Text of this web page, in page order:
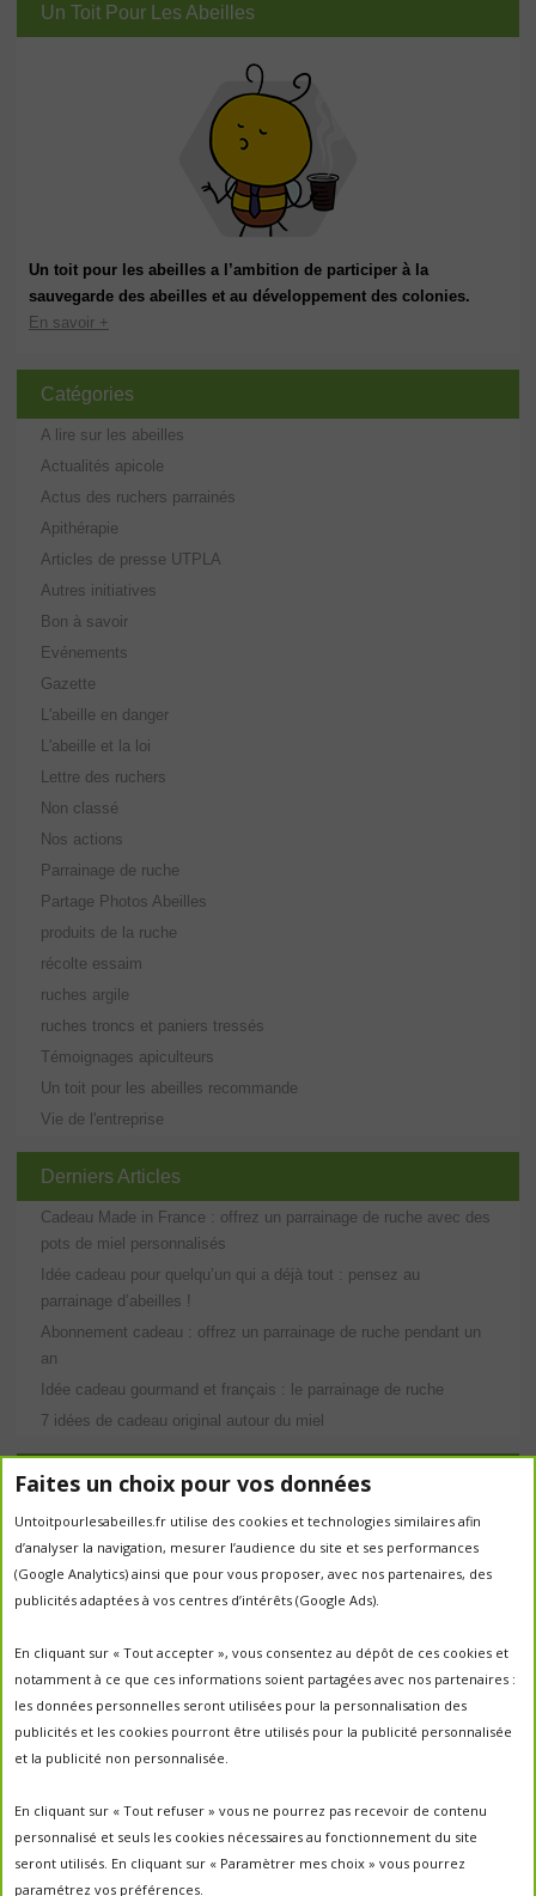
Faites un choix pour vos données
Untoitpourlesabeilles.fr utilise des cookies et technologies similaires afin
d’analyser la navigation, mesurer l’audience du site et ses performances
(Google Analytics) ainsi que pour vous proposer, avec nos partenaires, des
publicités adaptées à vos centres d’intérêts (Google Ads).
En cliquant sur « Tout accepter », vous consentez au dépôt de ces cookies et
notamment à ce que ces informations soient partagées avec nos partenaires :
les données personnelles seront utilisées pour la personnalisation des
publicités et les cookies pourront être utilisés pour la publicité personnalisée
et la publicité non personnalisée.
En cliquant sur « Tout refuser » vous ne pourrez pas recevoir de contenu
personnalisé et seuls les cookies nécessaires au fonctionnement du site
seront utilisés. En cliquant sur « Paramètrer mes choix » vous pourrez
paramétrez vos préférences.
Un Toit Pour Les Abeilles
Un toit pour les abeilles a l’ambition de participer à la
sauvegarde des abeilles et au développement des colonies.
En savoir +
Catégories
A lire sur les abeilles
Actualités apicole
Actus des ruchers parrainés
Apithérapie
Articles de presse UTPLA
Autres initiatives
Bon à savoir
Evénements
Gazette
L'abeille en danger
L'abeille et la loi
Lettre des ruchers
Non classé
Nos actions
Parrainage de ruche
Partage Photos Abeilles
produits de la ruche
récolte essaim
ruches argile
ruches troncs et paniers tressés
Témoignages apiculteurs
Un toit pour les abeilles recommande
Vie de l'entreprise
Derniers Articles
Cadeau Made in France : offrez un parrainage de ruche avec des
pots de miel personnalisés
Idée cadeau pour quelqu’un qui a déjà tout : pensez au
parrainage d’abeilles !
Abonnement cadeau : offrez un parrainage de ruche pendant un
an
Idée cadeau gourmand et français : le parrainage de ruche
7 idées de cadeau original autour du miel
Étiquettes
abeille abeilles
apiculteur apiculteurs apiculture apiculture
autrefois biodiversité Chantal Jacquot et Yves Robert
essaimage essaim sauvage fleurs la vie de la
ruche Maroc miel miel; production;abeilles
miel
français
parrainage de ruche
parrainer une ruche pesticides
portes ouvertes
rencontre apiculteurs ruche récolte récolte miel
saison2017 saison2018 saison apicole sauvage un
toit pour les abeilles untoitpourlesabeilles